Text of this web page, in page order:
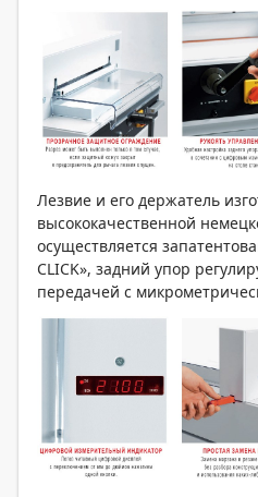
Лезвие и его держатель
высококачественной
осуществляется
CLICK», задний упор
передачей с